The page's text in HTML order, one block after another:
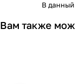
В
Вам также